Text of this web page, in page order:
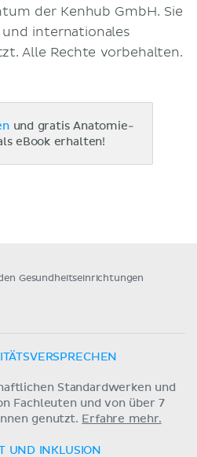
der Kenhub GmbH. Sie
internationales
Alle Rechte vorbehalten.
und gratis Anatomie-
eBook erhalten!
Gesundheitseinrichtungen
Standardwerken und
Fachleuten und von über 7
genutzt. Erfahre mehr.
UND INKLUSION